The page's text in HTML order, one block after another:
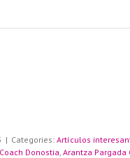
| Categories: Artículos
Donostia, Arantza Pargada